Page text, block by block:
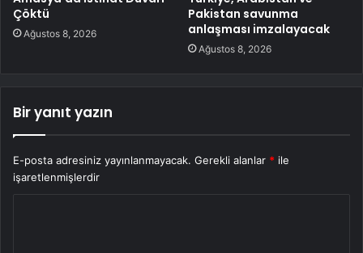
Çöktü
Ağustos 8, 2026
Pakistan savunma
anlaşması imzalayacak
Ağustos 8, 2026
Bir yanıt yazın
E-posta adresiniz yayınlanmayacak. Gerekli alanlar * ile
işaretlenmişlerdir